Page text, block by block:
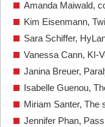
Amanda Maiwald,
Kim Eisenmann,
Sara Schiffer,
Vanessa Cann, KI-
Janina Breuer,
Isabelle Guenou,
Miriam Santer, The
Jennifer Phan,